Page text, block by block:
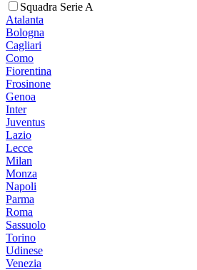
Squadra Serie A
Atalanta
Bologna
Cagliari
Como
Fiorentina
Frosinone
Genoa
Inter
Juventus
Lazio
Lecce
Milan
Monza
Napoli
Parma
Roma
Sassuolo
Torino
Udinese
Venezia